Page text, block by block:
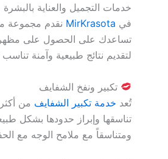
خدمات التجميل والعناية
في MirKrasota نقدم مجموعة
تساعدك على الحصول على مظهر
لتقديم نتائج طبيعية وآمنة
تكبير ونفخ الشفايف
تُعد خدمة تكبير الشفايف من
تناسقها وإبراز حدودها بشكل
ومتناسقاً مع ملامح الوجه مع